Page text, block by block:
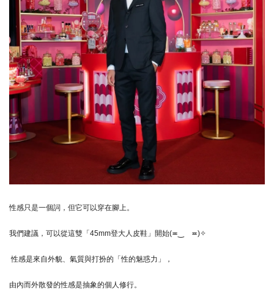
性感只是一個詞，但它可以穿在腳上。
我們建議，可以從這雙「45mm登大人皮鞋」開始(≖‿ゝ≖)✧
性感是來自外貌、氣質與打扮的「性的魅惑力」，
由內而外散發的性感是抽象的個人修行。